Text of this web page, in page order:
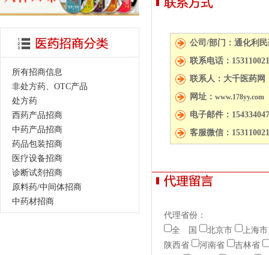
所有招商信息
非处方药、OTC产品
处方药
西药产品招商
中药产品招商
药品包装招商
医疗设备招商
诊断试剂招商
原料药/中间体招商
中药材招商
公司/部门：通化利
联系电话：
联系人：大千医药网
网址： www.178yy.com
电子邮件：
客服微信：
代理省份：
全 国
北京市
上海市
陕西省
河南省
吉林省